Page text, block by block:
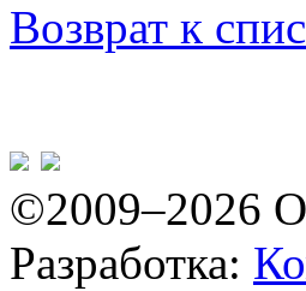
Возврат к
Разработка: